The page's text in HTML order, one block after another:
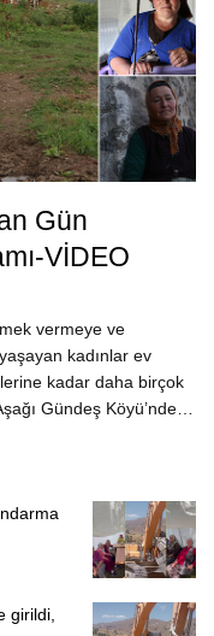
Gün
VİDEO
vermeye ve
kadınlar ev
kadar daha birçok
Gündeş Köyü’nde…
girildi,